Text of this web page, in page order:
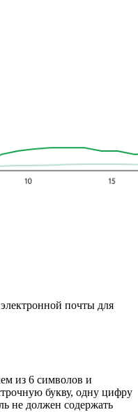
почты для
из 6 символов и
букву, одну цифру
не должен содержать